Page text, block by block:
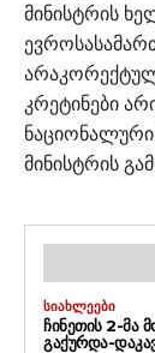
მინისტრის
კრეტინები
მინისტრის
ᲡᲘᲐᲮᲚᲔᲔᲑᲘ
ᲩᲘᲜᲔᲗᲘᲡ 2-ᲛᲐ
ᲒᲐᲥᲣᲠᲓᲐ-